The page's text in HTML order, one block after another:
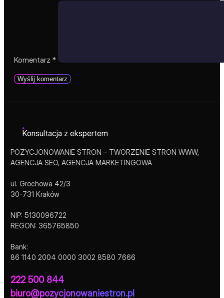
Komentarz *
Konsultacja z ekspertem
POZYCJONOWANIE STRON – TWORZENIE STRON WWW,
AGENCJA SEO, AGENCJA MARKETINGOWA
ul. Grochowa 42/3
30-731 Kraków
NIP: 5130096722
REGON: 365765850
Bank:
86 1140 2004 0000 3002 8580 7666
222 500 844
biuro@pozycjonowaniestron.pl